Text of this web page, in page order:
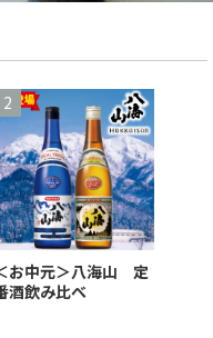
お中元＞八海山 定
酒飲み比べ